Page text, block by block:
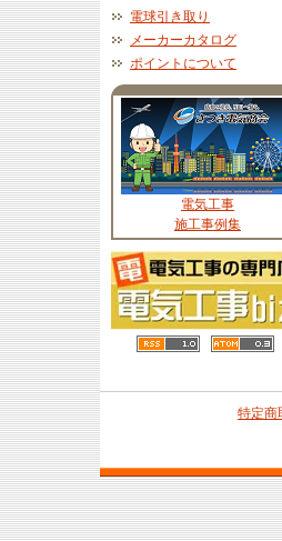
電球引き取り
メーカーカタログ
ポイントについて
電気工事
施工事例集
特定商